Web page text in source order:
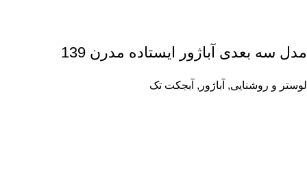
مدل سه بعدی آباژور ایستاده مدرن 139
لوستر و روشنایی, آباژور , آبجکت تک